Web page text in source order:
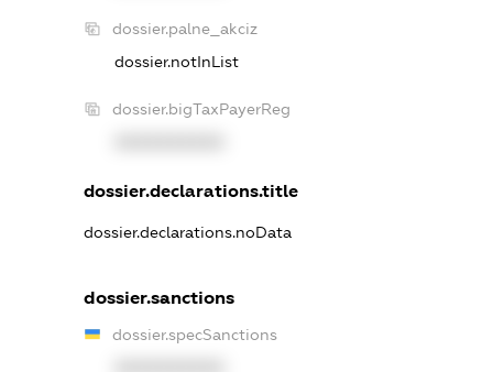
dossier.palne_akciz
dossier.notInList
dossier.bigTaxPayerReg
dossier.declarations.title
dossier.declarations.noData
dossier.sanctions
dossier.specSanctions